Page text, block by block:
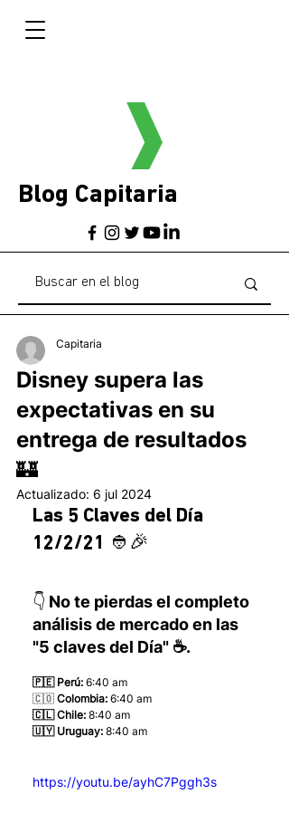
Blog Capitaria
Disney supera las
expectativas en su
entrega de resultados
🏰
Capitaria
Actualizado: 6 jul 2024
Las 5 Claves del Día
12/2/21 👲🎉
👇 No te pierdas el completo
análisis de mercado en las
"5 claves del Día" ☕.
🇵🇪 Perú: 6:40 am
🇨🇴 Colombia: 6:40 am
🇨🇱 Chile: 8:40 am
🇺🇾 Uruguay: 8:40 am
https://youtu.be/ayhC7Pggh3s